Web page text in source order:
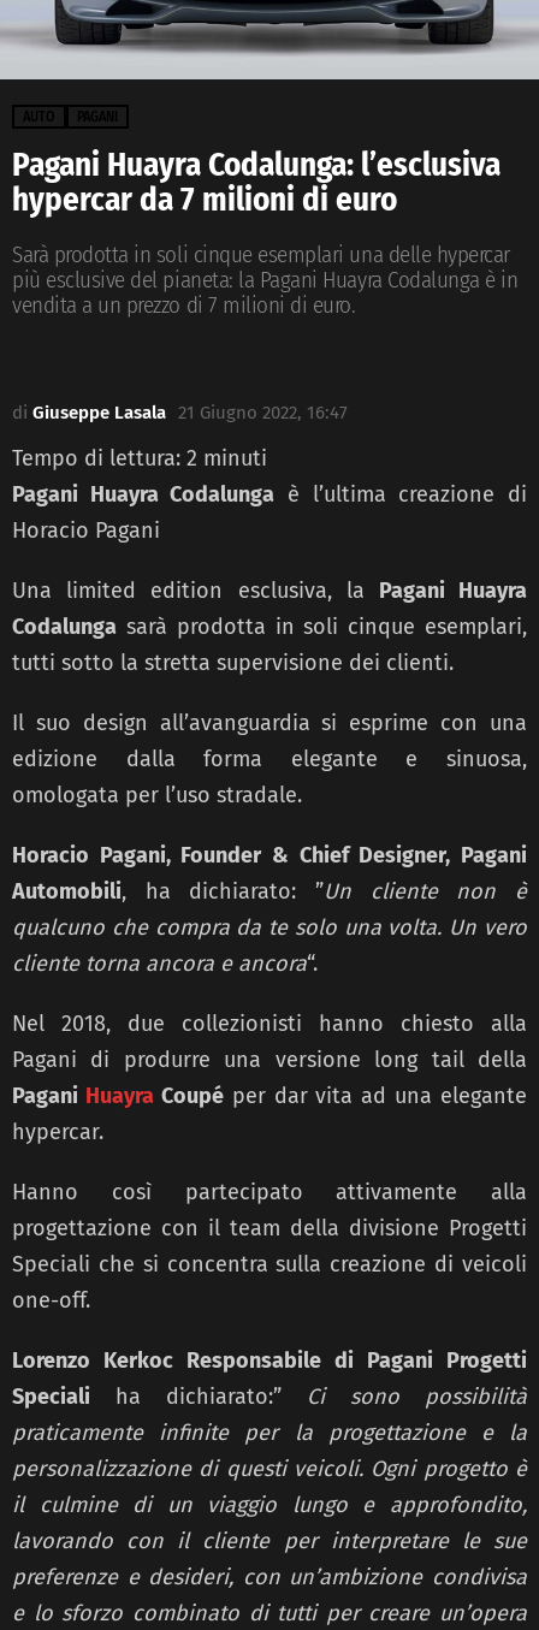
AUTO PAGANI
Pagani Huayra Codalunga: l’esclusiva
hypercar da 7 milioni di euro
Sarà prodotta in soli cinque esemplari una delle hypercar
più esclusive del pianeta: la Pagani Huayra Codalunga è in
vendita a un prezzo di 7 milioni di euro.
di Giuseppe Lasala 21 Giugno 2022, 16:47
Tempo di lettura: 2 minuti
Pagani Huayra Codalunga è l’ultima creazione di
Horacio Pagani
Una limited edition esclusiva, la Pagani Huayra
Codalunga sarà prodotta in soli cinque esemplari,
tutti sotto la stretta supervisione dei clienti.
Il suo design all’avanguardia si esprime con una
edizione dalla forma elegante e sinuosa,
omologata per l’uso stradale.
Horacio Pagani, Founder & Chief Designer, Pagani
Automobili, ha dichiarato: ”Un cliente non è
qualcuno che compra da te solo una volta. Un vero
cliente torna ancora e ancora“.
Nel 2018, due collezionisti hanno chiesto alla
Pagani di produrre una versione long tail della
Pagani HuayraCoupéper dar vita ad una elegante
hypercar.
Hanno così partecipato attivamente alla
progettazione con il team della divisione Progetti
Speciali che si concentra sulla creazione di veicoli
one-off.
Lorenzo Kerkoc Responsabile di Pagani Progetti
Speciali ha dichiarato:” Ci sono possibilità
praticamente infinite per la progettazione e la
personalizzazione di questi veicoli. Ogni progetto è
il culmine di un viaggio lungo e approfondito,
lavorando con il cliente per interpretare le sue
preferenze e desideri, con un’ambizione condivisa
e lo sforzo combinato di tutti per creare un’opera